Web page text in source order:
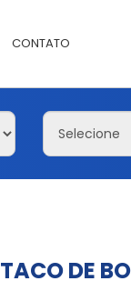
CONTATO
TACO DE